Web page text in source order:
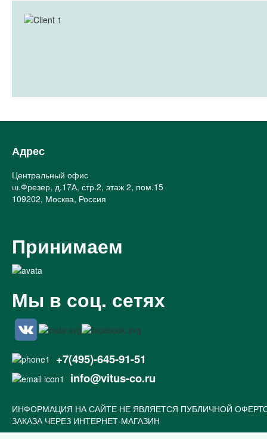
Адрес
Центральный офис
ш.Фрезер, д.17А, стр.2, этаж 2, пом.15
109202, Москва, Россия
Принимаем
Мы в соц. сетях
+7(495)-645-91-51
info@vitus-co.ru
ИНФОРМАЦИЯ НА САЙТЕ НЕ ЯВЛЯЕТСЯ ПУБЛИЧНОЙ
ЗАКАЗА ЧЕРЕЗ ИНТЕРНЕТ-МАГАЗИН